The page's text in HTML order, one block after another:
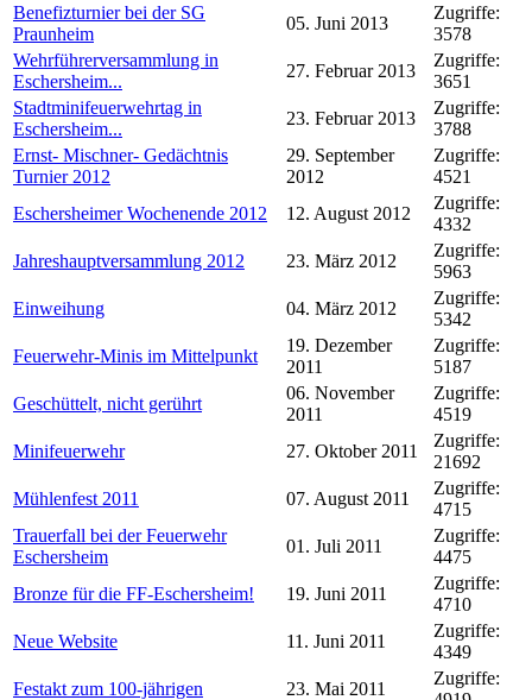
Benefizturnier bei der SG
Praunheim
05. Juni 2013
Zugriffe:
3578
Wehrführerversammlung in
Eschersheim...
27. Februar 2013
Zugriffe:
3651
Stadtminifeuerwehrtag in
Eschersheim...
23. Februar 2013
Zugriffe:
3788
Ernst- Mischner- Gedächtnis
Turnier 2012
29. September
2012
Zugriffe:
4521
Eschersheimer Wochenende 2012
12. August 2012
Zugriffe:
4332
Jahreshauptversammlung 2012
23. März 2012
Zugriffe:
5963
Einweihung
04. März 2012
Zugriffe:
5342
Feuerwehr-Minis im Mittelpunkt
19. Dezember
2011
Zugriffe:
5187
Geschüttelt, nicht gerührt
06. November
2011
Zugriffe:
4519
Minifeuerwehr
27. Oktober 2011
Zugriffe:
21692
Mühlenfest 2011
07. August 2011
Zugriffe:
4715
Trauerfall bei der Feuerwehr
Eschersheim
01. Juli 2011
Zugriffe:
4475
Bronze für die FF-Eschersheim!
19. Juni 2011
Zugriffe:
4710
Neue Website
11. Juni 2011
Zugriffe:
4349
Festakt zum 100-jährigen
23. Mai 2011
Zugriffe: